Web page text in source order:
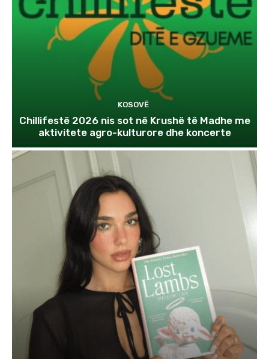
KOSOVË
Chillifestë 2026 nis sot në Krushë të Madhe me
aktivitete agro-kulturore dhe koncerte